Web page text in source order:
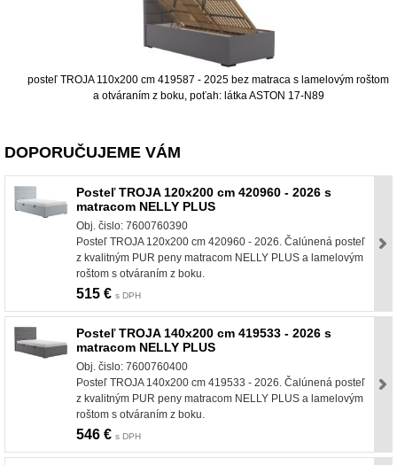
posteľ TROJA 110x200 cm 419587 - 2025 bez matraca s lamelovým roštom
a otváraním z boku, poťah: látka ASTON 17-N89
DOPORUČUJEME VÁM
Posteľ TROJA 120x200 cm 420960 - 2026 s
matracom NELLY PLUS
Obj. čislo: 7600760390
Posteľ TROJA 120x200 cm 420960 - 2026. Čalúnená posteľ
z kvalitným PUR peny matracom NELLY PLUS a lamelovým
roštom s otváraním z boku.
515 € s DPH
Posteľ TROJA 140x200 cm 419533 - 2026 s
matracom NELLY PLUS
Obj. čislo: 7600760400
Posteľ TROJA 140x200 cm 419533 - 2026. Čalúnená posteľ
z kvalitným PUR peny matracom NELLY PLUS a lamelovým
roštom s otváraním z boku.
546 € s DPH